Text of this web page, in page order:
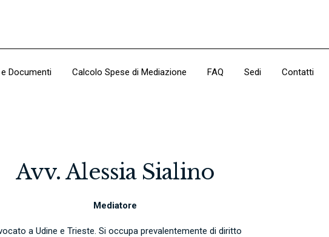
Documenti Calcolo Spese di Mediazione FAQ Sedi Contatti
Avv. Alessia Sialino
Mediatore
a Udine e Trieste. Si occupa prevalentemente di diritto